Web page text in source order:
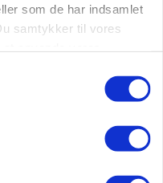
som de har indsamlet
samtykker til vores